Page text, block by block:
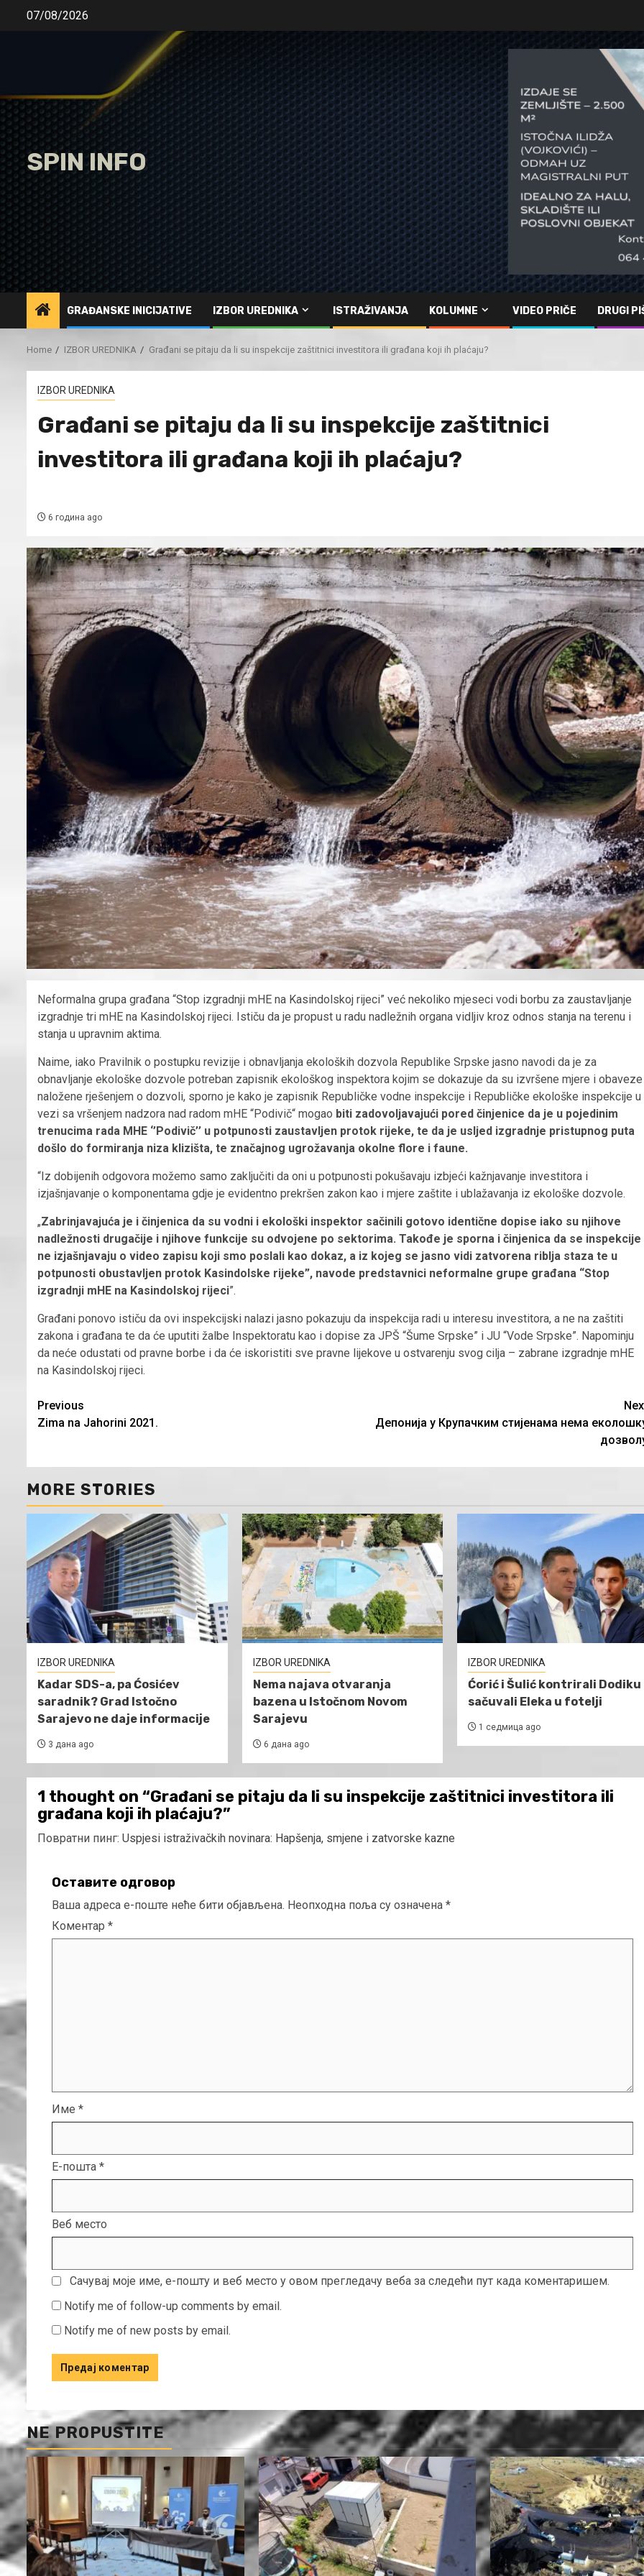
07/08/2026
SPIN INFO
GRAĐANSKE INICIJATIVE IZBOR UREDNIKA ISTRAŽIVANJA KOLUMNE VIDEO PRIČE DRUGI
Home IZBOR UREDNIKA Građani se pitaju da li su inspekcije zaštitnici investitora ili građana koji ih plaćaju?
IZBOR UREDNIKA
Građani se pitaju da li su inspekcije zaštitnici
investitora ili građana koji ih plaćaju?
6 година ago
Neformalna grupa građana “Stop izgradnji mHE na Kasindolskoj rijeci” već nekoliko mjeseci vodi borbu za zaustavljanje
izgradnje tri mHE na Kasindolskoj rijeci. Ističu da je propust u radu nadležnih organa vidljiv kroz odnos stanja na terenu i
stanja u upravnim aktima.
Naime, iako Pravilnik o postupku revizije i obnavljanja ekoloških dozvola Republike Srpske jasno navodi da je za
obnavljanje ekološke dozvole potreban zapisnik ekološkog inspektora kojim se dokazuje da su izvršene mjere i obaveze
naložene rješenjem o dozvoli, sporno je kako je zapisnik Republičke vodne inspekcije i Republičke ekološke inspekcije u
vezi sa vršenjem nadzora nad radom mHE “Podivič“ mogao biti zadovoljavajući pored činjenice da je u pojedinim
trenucima rada MHE ‘’Podivič’’ u potpunosti zaustavljen protok rijeke, te da je usljed izgradnje pristupnog puta
došlo do formiranja niza klizišta, te značajnog ugrožavanja okolne flore i faune.
“Iz dobijenih odgovora možemo samo zaključiti da oni u potpunosti pokušavaju izbjeći kažnjavanje investitora i
izjašnjavanje o komponentama gdje je evidentno prekršen zakon kao i mjere zaštite i ublažavanja iz ekološke dozvole.
„Zabrinjavajuća je i činjenica da su vodni i ekološki inspektor sačinili gotovo identične dopise iako su njihove
nadležnosti drugačije i njihove funkcije su odvojene po sektorima. Takođe je sporna i činjenica da se inspekcije
ne izjašnjavaju o video zapisu koji smo poslali kao dokaz, a iz kojeg se jasno vidi zatvorena riblja staza te u
potpunosti obustavljen protok Kasindolske rijeke”, navode predstavnici neformalne grupe građana “Stop
izgradnji mHE na Kasindolskoj rijeci”.
Građani ponovo ističu da ovi inspekcijski nalazi jasno pokazuju da inspekcija radi u interesu investitora, a ne na zaštiti
zakona i građana te da će uputiti žalbe Inspektoratu kao i dopise za JPŠ “Šume Srpske” i JU “Vode Srpske”. Napominju
da neće odustati od pravne borbe i da će iskoristiti sve pravne lijekove u ostvarenju svog cilja – zabrane izgradnje mHE
na Kasindolskoj rijeci.
Continue
Reading
Previous
Zima na Jahorini 2021.
Депонија у Крупачким стијенама нема
MORE STORIES
IZBOR UREDNIKA
Kadar SDS-a, pa Ćosićev
saradnik? Grad Istočno
Sarajevo ne daje informacije
3 дана ago
IZBOR UREDNIKA
Nema najava otvaranja
bazena u Istočnom Novom
Sarajevu
6 дана ago
IZBOR UREDNIKA
Ćorić i Šulić kontrirali Dodiku
sačuvali Eleka u fotelji
1 седмица ago
1 thought on “Građani se pitaju da li su inspekcije zaštitnici investitora ili
građana koji ih plaćaju?”
Повратни пинг: Uspjesi istraživačkih novinara: Hapšenja, smjene i zatvorske kazne
Оставите одговор
Ваша адреса е-поште неће бити објављена. Неопходна поља су означена *
Коментар *
Име *
Е-пошта *
Веб место
Сачувај моје име, е-пошту и веб место у овом прегледачу веба за следећи пут када коментаришем.
Notify me of follow-up comments by email.
Notify me of new posts by email.
NE PROPUSTITE